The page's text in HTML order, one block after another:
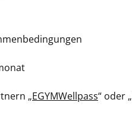
„EGYMWellpass“ oder „